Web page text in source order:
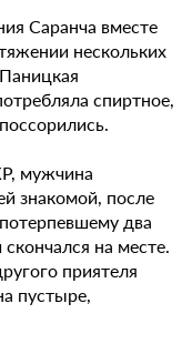
Саранча вместе
нескольких
спиртное,
мужчина
знакомой, после
два
на месте.
приятеля
пустыре,